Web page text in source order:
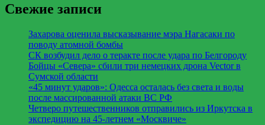
Свежие записи
Захарова оценила высказывание мэра Нагасаки по
поводу атомной бомбы
СК возбудил дело о теракте после удара по Белгороду
Бойцы «Севера» сбили три немецких дрона Vector в
Сумской области
«45 минут ударов»: Одесса осталась без света и воды
после массированной атаки ВС РФ
Четверо путешественников отправились из Иркутска в
экспедицию на 45-летнем «Москвиче»